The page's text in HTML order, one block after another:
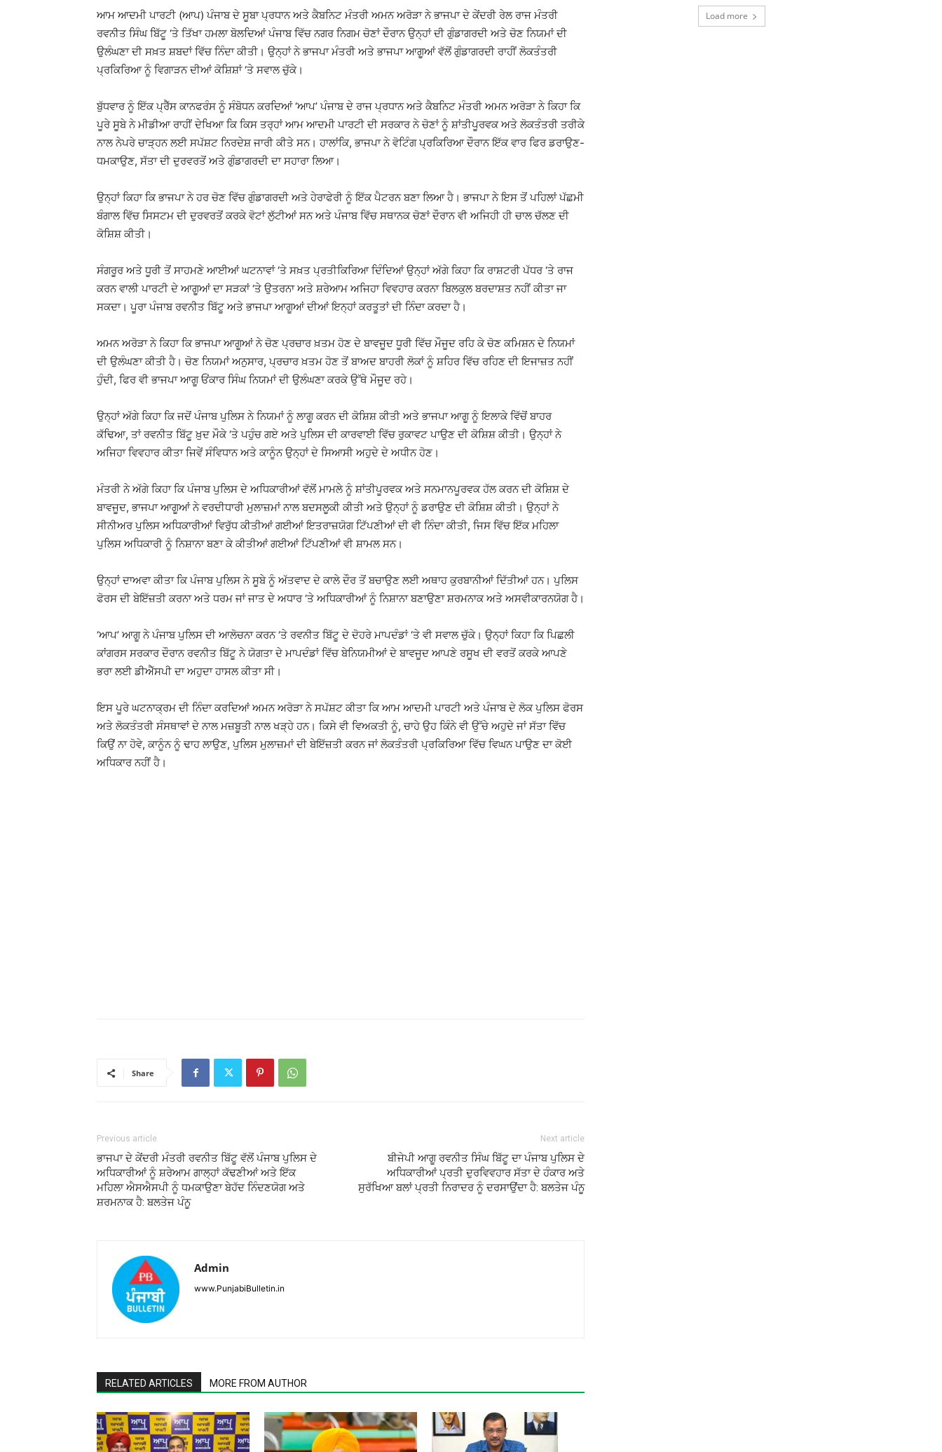
ਆਮ ਆਦਮੀ ਪਾਰਟੀ (ਆਪ) ਪੰਜਾਬ ਦੇ ਸੂਬਾ ਪ੍ਰਧਾਨ ਅਤੇ ਕੈਬਨਿਟ ਮੰਤਰੀ ਅਮਨ ਅਰੋੜਾ ਨੇ ਭਾਜਪਾ ਦੇ ਕੇਂਦਰੀ ਰੇਲ ਰਾਜ ਮੰਤਰੀ
ਰਵਨੀਤ ਸਿੰਘ ਬਿੱਟੂ ‘ਤੇ ਤਿੱਖਾ ਹਮਲਾ ਬੋਲਦਿਆਂ ਪੰਜਾਬ ਵਿੱਚ ਨਗਰ ਨਿਗਮ ਚੋਣਾਂ ਦੌਰਾਨ ਉਨ੍ਹਾਂ ਦੀ ਗੁੰਡਾਗਰਦੀ ਅਤੇ ਚੋਣ ਨਿਯਮਾਂ ਦੀ
ਉਲੰਘਣਾ ਦੀ ਸਖ਼ਤ ਸ਼ਬਦਾਂ ਵਿੱਚ ਨਿੰਦਾ ਕੀਤੀ। ਉਨ੍ਹਾਂ ਨੇ ਭਾਜਪਾ ਮੰਤਰੀ ਅਤੇ ਭਾਜਪਾ ਆਗੂਆਂ ਵੱਲੋਂ ਗੁੰਡਾਗਰਦੀ ਰਾਹੀਂ ਲੋਕਤੰਤਰੀ
ਪ੍ਰਕਿਰਿਆ ਨੂੰ ਵਿਗਾੜਨ ਦੀਆਂ ਕੋਸ਼ਿਸ਼ਾਂ ‘ਤੇ ਸਵਾਲ ਚੁੱਕੇ।
ਬੁੱਧਵਾਰ ਨੂੰ ਇੱਕ ਪ੍ਰੈੱਸ ਕਾਨਫਰੰਸ ਨੂੰ ਸੰਬੋਧਨ ਕਰਦਿਆਂ ‘ਆਪ’ ਪੰਜਾਬ ਦੇ ਰਾਜ ਪ੍ਰਧਾਨ ਅਤੇ ਕੈਬਨਿਟ ਮੰਤਰੀ ਅਮਨ ਅਰੋੜਾ ਨੇ ਕਿਹਾ ਕਿ
ਪੂਰੇ ਸੂਬੇ ਨੇ ਮੀਡੀਆ ਰਾਹੀਂ ਦੇਖਿਆ ਕਿ ਕਿਸ ਤਰ੍ਹਾਂ ਆਮ ਆਦਮੀ ਪਾਰਟੀ ਦੀ ਸਰਕਾਰ ਨੇ ਚੋਣਾਂ ਨੂੰ ਸ਼ਾਂਤੀਪੂਰਵਕ ਅਤੇ ਲੋਕਤੰਤਰੀ ਤਰੀਕੇ
ਨਾਲ ਨੇਪਰੇ ਚਾੜ੍ਹਨ ਲਈ ਸਪੱਸ਼ਟ ਨਿਰਦੇਸ਼ ਜਾਰੀ ਕੀਤੇ ਸਨ। ਹਾਲਾਂਕਿ, ਭਾਜਪਾ ਨੇ ਵੋਟਿੰਗ ਪ੍ਰਕਿਰਿਆ ਦੌਰਾਨ ਇੱਕ ਵਾਰ ਫਿਰ ਡਰਾਉਣ-
ਧਮਕਾਉਣ, ਸੱਤਾ ਦੀ ਦੁਰਵਰਤੋਂ ਅਤੇ ਗੁੰਡਾਗਰਦੀ ਦਾ ਸਹਾਰਾ ਲਿਆ।
ਉਨ੍ਹਾਂ ਕਿਹਾ ਕਿ ਭਾਜਪਾ ਨੇ ਹਰ ਚੋਣ ਵਿੱਚ ਗੁੰਡਾਗਰਦੀ ਅਤੇ ਹੇਰਾਫੇਰੀ ਨੂੰ ਇੱਕ ਪੈਟਰਨ ਬਣਾ ਲਿਆ ਹੈ। ਭਾਜਪਾ ਨੇ ਇਸ ਤੋਂ ਪਹਿਲਾਂ ਪੱਛਮੀ
ਬੰਗਾਲ ਵਿੱਚ ਸਿਸਟਮ ਦੀ ਦੁਰਵਰਤੋਂ ਕਰਕੇ ਵੋਟਾਂ ਲੁੱਟੀਆਂ ਸਨ ਅਤੇ ਪੰਜਾਬ ਵਿੱਚ ਸਥਾਨਕ ਚੋਣਾਂ ਦੌਰਾਨ ਵੀ ਅਜਿਹੀ ਹੀ ਚਾਲ ਚੱਲਣ ਦੀ
ਕੋਸ਼ਿਸ਼ ਕੀਤੀ।
ਸੰਗਰੂਰ ਅਤੇ ਧੂਰੀ ਤੋਂ ਸਾਹਮਣੇ ਆਈਆਂ ਘਟਨਾਵਾਂ ‘ਤੇ ਸਖ਼ਤ ਪ੍ਰਤੀਕਿਰਿਆ ਦਿੰਦਿਆਂ ਉਨ੍ਹਾਂ ਅੱਗੇ ਕਿਹਾ ਕਿ ਰਾਸ਼ਟਰੀ ਪੱਧਰ ‘ਤੇ ਰਾਜ
ਕਰਨ ਵਾਲੀ ਪਾਰਟੀ ਦੇ ਆਗੂਆਂ ਦਾ ਸੜਕਾਂ ‘ਤੇ ਉਤਰਨਾ ਅਤੇ ਸ਼ਰੇਆਮ ਅਜਿਹਾ ਵਿਵਹਾਰ ਕਰਨਾ ਬਿਲਕੁਲ ਬਰਦਾਸ਼ਤ ਨਹੀਂ ਕੀਤਾ ਜਾ
ਸਕਦਾ। ਪੂਰਾ ਪੰਜਾਬ ਰਵਨੀਤ ਬਿੱਟੂ ਅਤੇ ਭਾਜਪਾ ਆਗੂਆਂ ਦੀਆਂ ਇਨ੍ਹਾਂ ਕਰਤੂਤਾਂ ਦੀ ਨਿੰਦਾ ਕਰਦਾ ਹੈ।
ਅਮਨ ਅਰੋੜਾ ਨੇ ਕਿਹਾ ਕਿ ਭਾਜਪਾ ਆਗੂਆਂ ਨੇ ਚੋਣ ਪ੍ਰਚਾਰ ਖ਼ਤਮ ਹੋਣ ਦੇ ਬਾਵਜੂਦ ਧੂਰੀ ਵਿੱਚ ਮੌਜੂਦ ਰਹਿ ਕੇ ਚੋਣ ਕਮਿਸ਼ਨ ਦੇ ਨਿਯਮਾਂ
ਦੀ ਉਲੰਘਣਾ ਕੀਤੀ ਹੈ। ਚੋਣ ਨਿਯਮਾਂ ਅਨੁਸਾਰ, ਪ੍ਰਚਾਰ ਖ਼ਤਮ ਹੋਣ ਤੋਂ ਬਾਅਦ ਬਾਹਰੀ ਲੋਕਾਂ ਨੂੰ ਸ਼ਹਿਰ ਵਿੱਚ ਰਹਿਣ ਦੀ ਇਜਾਜ਼ਤ ਨਹੀਂ
ਹੁੰਦੀ, ਫਿਰ ਵੀ ਭਾਜਪਾ ਆਗੂ ਓਂਕਾਰ ਸਿੰਘ ਨਿਯਮਾਂ ਦੀ ਉਲੰਘਣਾ ਕਰਕੇ ਉੱਥੇ ਮੌਜੂਦ ਰਹੇ।
ਉਨ੍ਹਾਂ ਅੱਗੇ ਕਿਹਾ ਕਿ ਜਦੋਂ ਪੰਜਾਬ ਪੁਲਿਸ ਨੇ ਨਿਯਮਾਂ ਨੂੰ ਲਾਗੂ ਕਰਨ ਦੀ ਕੋਸ਼ਿਸ਼ ਕੀਤੀ ਅਤੇ ਭਾਜਪਾ ਆਗੂ ਨੂੰ ਇਲਾਕੇ ਵਿੱਚੋਂ ਬਾਹਰ
ਕੱਢਿਆ, ਤਾਂ ਰਵਨੀਤ ਬਿੱਟੂ ਖ਼ੁਦ ਮੌਕੇ ‘ਤੇ ਪਹੁੰਚ ਗਏ ਅਤੇ ਪੁਲਿਸ ਦੀ ਕਾਰਵਾਈ ਵਿੱਚ ਰੁਕਾਵਟ ਪਾਉਣ ਦੀ ਕੋਸ਼ਿਸ਼ ਕੀਤੀ। ਉਨ੍ਹਾਂ ਨੇ
ਅਜਿਹਾ ਵਿਵਹਾਰ ਕੀਤਾ ਜਿਵੇਂ ਸੰਵਿਧਾਨ ਅਤੇ ਕਾਨੂੰਨ ਉਨ੍ਹਾਂ ਦੇ ਸਿਆਸੀ ਅਹੁਦੇ ਦੇ ਅਧੀਨ ਹੋਣ।
ਮੰਤਰੀ ਨੇ ਅੱਗੇ ਕਿਹਾ ਕਿ ਪੰਜਾਬ ਪੁਲਿਸ ਦੇ ਅਧਿਕਾਰੀਆਂ ਵੱਲੋਂ ਮਾਮਲੇ ਨੂੰ ਸ਼ਾਂਤੀਪੂਰਵਕ ਅਤੇ ਸਨਮਾਨਪੂਰਵਕ ਹੱਲ ਕਰਨ ਦੀ ਕੋਸ਼ਿਸ਼ ਦੇ
ਬਾਵਜੂਦ, ਭਾਜਪਾ ਆਗੂਆਂ ਨੇ ਵਰਦੀਧਾਰੀ ਮੁਲਾਜ਼ਮਾਂ ਨਾਲ ਬਦਸਲੂਕੀ ਕੀਤੀ ਅਤੇ ਉਨ੍ਹਾਂ ਨੂੰ ਡਰਾਉਣ ਦੀ ਕੋਸ਼ਿਸ਼ ਕੀਤੀ। ਉਨ੍ਹਾਂ ਨੇ
ਸੀਨੀਅਰ ਪੁਲਿਸ ਅਧਿਕਾਰੀਆਂ ਵਿਰੁੱਧ ਕੀਤੀਆਂ ਗਈਆਂ ਇਤਰਾਜ਼ਯੋਗ ਟਿੱਪਣੀਆਂ ਦੀ ਵੀ ਨਿੰਦਾ ਕੀਤੀ, ਜਿਸ ਵਿੱਚ ਇੱਕ ਮਹਿਲਾ
ਪੁਲਿਸ ਅਧਿਕਾਰੀ ਨੂੰ ਨਿਸ਼ਾਨਾ ਬਣਾ ਕੇ ਕੀਤੀਆਂ ਗਈਆਂ ਟਿੱਪਣੀਆਂ ਵੀ ਸ਼ਾਮਲ ਸਨ।
ਉਨ੍ਹਾਂ ਦਾਅਵਾ ਕੀਤਾ ਕਿ ਪੰਜਾਬ ਪੁਲਿਸ ਨੇ ਸੂਬੇ ਨੂੰ ਅੱਤਵਾਦ ਦੇ ਕਾਲੇ ਦੌਰ ਤੋਂ ਬਚਾਉਣ ਲਈ ਅਥਾਹ ਕੁਰਬਾਨੀਆਂ ਦਿੱਤੀਆਂ ਹਨ। ਪੁਲਿਸ
ਫੋਰਸ ਦੀ ਬੇਇੱਜ਼ਤੀ ਕਰਨਾ ਅਤੇ ਧਰਮ ਜਾਂ ਜਾਤ ਦੇ ਅਧਾਰ ‘ਤੇ ਅਧਿਕਾਰੀਆਂ ਨੂੰ ਨਿਸ਼ਾਨਾ ਬਣਾਉਣਾ ਸ਼ਰਮਨਾਕ ਅਤੇ ਅਸਵੀਕਾਰਨਯੋਗ ਹੈ।
‘ਆਪ’ ਆਗੂ ਨੇ ਪੰਜਾਬ ਪੁਲਿਸ ਦੀ ਆਲੋਚਨਾ ਕਰਨ ‘ਤੇ ਰਵਨੀਤ ਬਿੱਟੂ ਦੇ ਦੋਹਰੇ ਮਾਪਦੰਡਾਂ ‘ਤੇ ਵੀ ਸਵਾਲ ਚੁੱਕੇ। ਉਨ੍ਹਾਂ ਕਿਹਾ ਕਿ ਪਿਛਲੀ
ਕਾਂਗਰਸ ਸਰਕਾਰ ਦੌਰਾਨ ਰਵਨੀਤ ਬਿੱਟੂ ਨੇ ਯੋਗਤਾ ਦੇ ਮਾਪਦੰਡਾਂ ਵਿੱਚ ਬੇਨਿਯਮੀਆਂ ਦੇ ਬਾਵਜੂਦ ਆਪਣੇ ਰਸੂਖ ਦੀ ਵਰਤੋਂ ਕਰਕੇ ਆਪਣੇ
ਭਰਾ ਲਈ ਡੀਐੱਸਪੀ ਦਾ ਅਹੁਦਾ ਹਾਸਲ ਕੀਤਾ ਸੀ।
ਇਸ ਪੂਰੇ ਘਟਨਾਕ੍ਰਮ ਦੀ ਨਿੰਦਾ ਕਰਦਿਆਂ ਅਮਨ ਅਰੋੜਾ ਨੇ ਸਪੱਸ਼ਟ ਕੀਤਾ ਕਿ ਆਮ ਆਦਮੀ ਪਾਰਟੀ ਅਤੇ ਪੰਜਾਬ ਦੇ ਲੋਕ ਪੁਲਿਸ ਫੋਰਸ
ਅਤੇ ਲੋਕਤੰਤਰੀ ਸੰਸਥਾਵਾਂ ਦੇ ਨਾਲ ਮਜ਼ਬੂਤੀ ਨਾਲ ਖੜ੍ਹੇ ਹਨ। ਕਿਸੇ ਵੀ ਵਿਅਕਤੀ ਨੂੰ, ਚਾਹੇ ਉਹ ਕਿੰਨੇ ਵੀ ਉੱਚੇ ਅਹੁਦੇ ਜਾਂ ਸੱਤਾ ਵਿੱਚ
ਕਿਉਂ ਨਾ ਹੋਵੇ, ਕਾਨੂੰਨ ਨੂੰ ਢਾਹ ਲਾਉਣ, ਪੁਲਿਸ ਮੁਲਾਜ਼ਮਾਂ ਦੀ ਬੇਇੱਜ਼ਤੀ ਕਰਨ ਜਾਂ ਲੋਕਤੰਤਰੀ ਪ੍ਰਕਿਰਿਆ ਵਿੱਚ ਵਿਘਨ ਪਾਉਣ ਦਾ ਕੋਈ
ਅਧਿਕਾਰ ਨਹੀਂ ਹੈ।
Share
Previous article
ਭਾਜਪਾ ਦੇ ਕੇਂਦਰੀ ਮੰਤਰੀ ਰਵਨੀਤ ਬਿੱਟੂ ਵੱਲੋਂ ਪੰਜਾਬ ਪੁਲਿਸ ਦੇ
ਅਧਿਕਾਰੀਆਂ ਨੂੰ ਸ਼ਰੇਆਮ ਗਾਲ੍ਹਾਂ ਕੱਢਣੀਆਂ ਅਤੇ ਇੱਕ
ਮਹਿਲਾ ਐਸਐਸਪੀ ਨੂੰ ਧਮਕਾਉਣਾ ਬੇਹੱਦ ਨਿੰਦਣਯੋਗ ਅਤੇ
ਸ਼ਰਮਨਾਕ ਹੈ: ਬਲਤੇਜ ਪੰਨੂ
Next article
ਬੀਜੇਪੀ ਆਗੂ ਰਵਨੀਤ ਸਿੰਘ ਬਿੱਟੂ ਦਾ ਪੰਜਾਬ ਪੁਲਿਸ ਦੇ
ਅਧਿਕਾਰੀਆਂ ਪ੍ਰਤੀ ਦੁਰਵਿਵਹਾਰ ਸੱਤਾ ਦੇ ਹੰਕਾਰ ਅਤੇ
ਸੁਰੱਖਿਆ ਬਲਾਂ ਪ੍ਰਤੀ ਨਿਰਾਦਰ ਨੂੰ ਦਰਸਾਉਂਦਾ ਹੈ: ਬਲਤੇਜ ਪੰਨੂ
Admin
www.PunjabiBulletin.in
RELATED ARTICLES MORE FROM AUTHOR
Load more